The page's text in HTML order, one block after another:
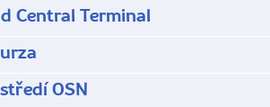
Central Terminal
OSN